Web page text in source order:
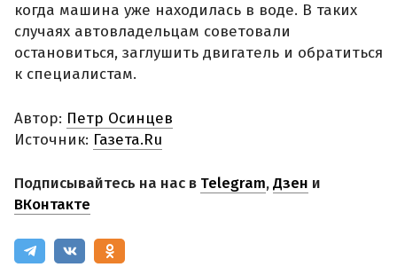
когда машина уже находилась в воде. В таких
случаях автовладельцам советовали
остановиться, заглушить двигатель и обратиться
к специалистам.
Автор: Петр Осинцев
Источник: Газета.Ru
Подписывайтесь на нас в Telegram,Дзен и
ВКонтакте